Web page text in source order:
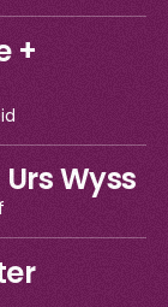
+
Wyss